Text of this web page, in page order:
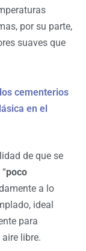
por su parte,
suaves que
cementerios
en el
de que se
poco
a lo
ideal
para
libre.